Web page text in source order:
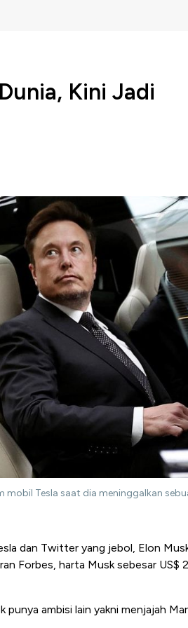
Kini Jadi
mobil Tesla saat dia meninggalkan
dan Twitter yang jebol, Elon
Forbes, harta Musk sebesar US$
ambisi lain yakni menjajah